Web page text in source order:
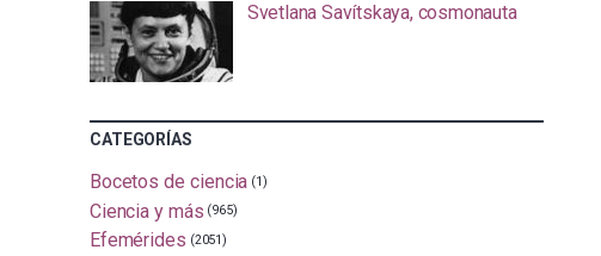
Svetlana Savítskaya, cosmonauta
CATEGORÍAS
Bocetos de ciencia (1)
Ciencia y más (965)
Efemérides (2051)